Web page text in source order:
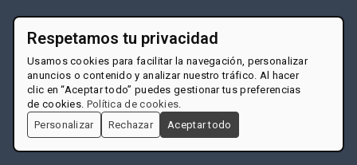
Respetamos tu privacidad
Usamos cookies para facilitar la navegación, personalizar
anuncios o contenido y analizar nuestro tráfico. Al hacer
clic en “Aceptar todo” puedes gestionar tus preferencias
de cookies. Política de cookies.
Personalizar
Rechazar Aceptar todo